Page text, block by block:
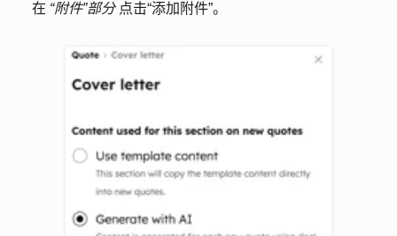
在 “附件”部分 点击“添加附件”。